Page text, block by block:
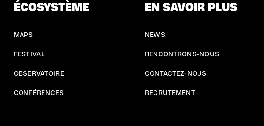
ÉCOSYSTÈME
MAPS
FESTIVAL
OBSERVATOIRE
CONFÉRENCES
EN SAVOIR PLUS
NEWS
RENCONTRONS-NOUS
CONTACTEZ-NOUS
RECRUTEMENT